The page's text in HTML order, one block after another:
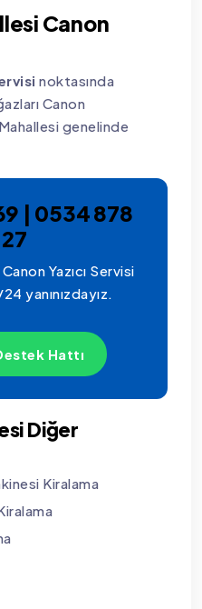
Canon
noktasında
Canon
genelinde
| 0534 878
Yazıcı Servisi
yanınızdayız.
Hattı
Diğer
Kiralama